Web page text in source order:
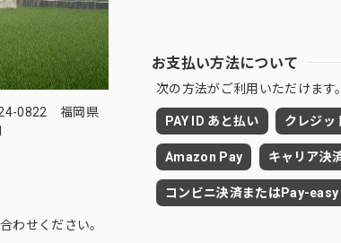
0822 福岡県
わせください。
お支払い方法について
次の方法がご利用いただけます。
PAY ID あと払い クレジッ
Amazon Pay キャリア決
コンビニ決済またはPay-easy